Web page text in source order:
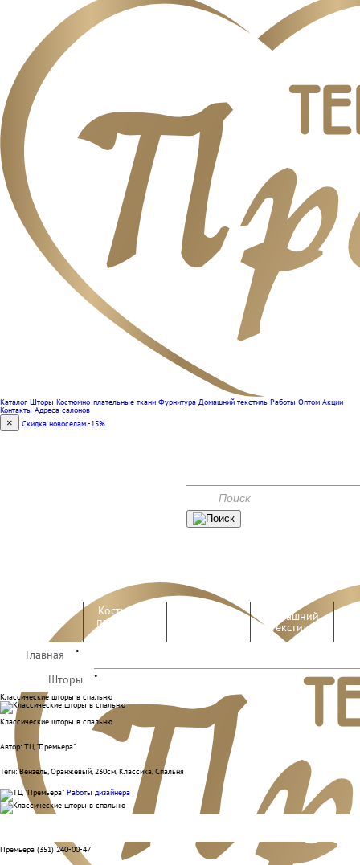
Каталог Шторы Костюмно-плательные ткани Фурнитура Домашний текстиль Работы Оптом Акции
Контакты Адреса салонов
× Скидка новоселам -15%
КОНТАКТЫ АКЦИИ
Костюмно-
плательные Домашний
текстиль
Работы
Главная •
Шторы
•
Классические шторы в спальню
Классические шторы в спальню
Автор: ТЦ "Премьера"
Теги:Вензель, Оранжевый, 230см, Классика, Спальня
Работы дизайнера
Премьера (351) 240-00-47